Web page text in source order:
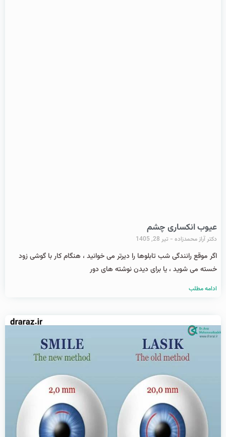
عیوب انکساری چشم
دکتر آراز محمدزاده تیر 28, 1405
اگر موقع رانندگی شب تابلوها را دیرتر می خوانید ، هنگام کار با گوشی زود
خسته می شوید ، یا برای دیدن نوشته های دور
ادامه مطلب